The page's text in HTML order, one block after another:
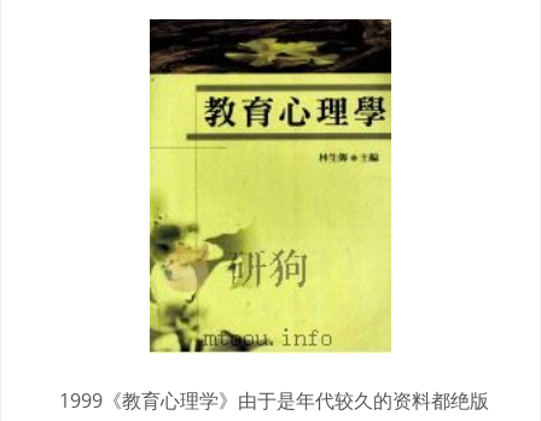
1999《教育心理学》由于是年代较久的资料都绝版